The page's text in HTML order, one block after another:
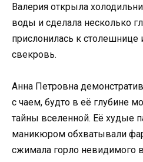
Валерия открыла
воды и сделала несколько
прислонилась к столешнице
свекровь.
Анна Петровна
с чаем, будто в её глубине
тайны вселенной. Её худые
маникюром обхватывали
сжимала горло невидимого